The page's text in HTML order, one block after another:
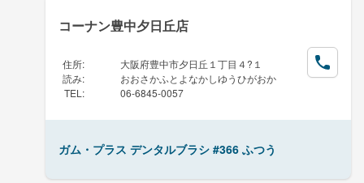
コーナン豊中夕日丘店
住所:
大阪府豊中市夕日丘１丁目４?１
読み:
おおさかふとよなかしゆうひがおか
TEL : 06-6845-0057
ガム・プラス デンタルブラシ #366 ふつう